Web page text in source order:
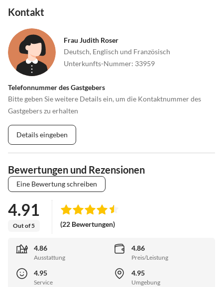
Kontakt
Frau Judith Roser
Deutsch, Englisch und Französisch
Unterkunfts-Nummer: 33959
Telefonnummer des Gastgebers
Bitte geben Sie weitere Details ein, um die Kontaktnummer des
Gastgebers zu erhalten
Details eingeben
Bewertungen und Rezensionen
Eine Bewertung schreiben
4.91
Out of 5 (22 Bewertungen)
4.86
Ausstattung
4.86
Preis/Leistung
4.95
Service
4.95
Umgebung